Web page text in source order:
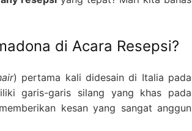
di Acara Resepsi?
) pertama kali didesain di Italia pada
garis-garis silang yang khas pada
kesan yang sangat anggun